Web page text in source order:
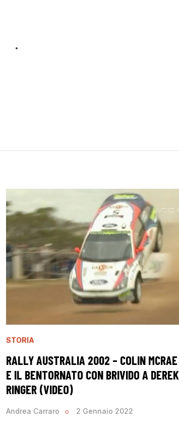
STORIA
RALLY AUSTRALIA 2002 – COLIN MCRAE
E IL BENTORNATO CON BRIVIDO A DEREK
RINGER (VIDEO)
Andrea Carraro 2 Gennaio 2022